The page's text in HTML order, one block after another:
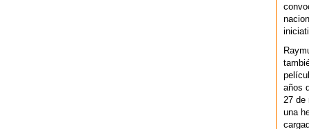
años
27 de
una